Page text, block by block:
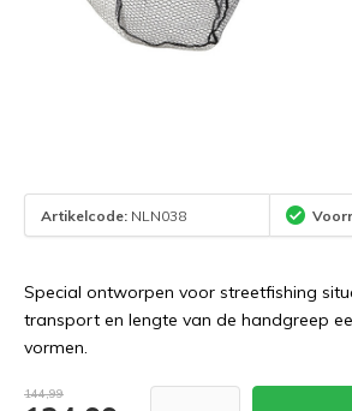
Artikelcode: NLN038
Special ontworpen voor streetfishing
transport en lengte van de handgreep
vormen.
144,99